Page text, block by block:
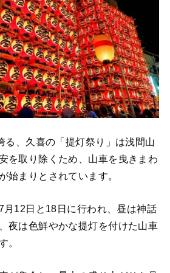
る、久喜の「提灯祭り」は浅間山
を取り除くため、山車を曳きまわ
始まりとされています。
月12日と18日に行われ、昼は神話
夜は色鮮やかな提灯を付けた山車
。